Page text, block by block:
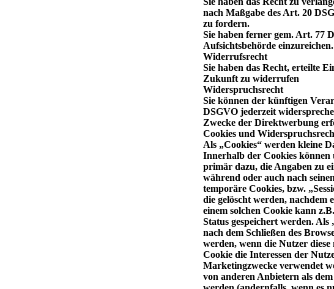
nach Maßgabe des Art. 20
zu fordern.
Sie haben ferner gem. Art. 77
Aufsichtsbehörde einzureichen.
Widerrufsrecht
Sie haben das Recht, erteilte
Zukunft zu widerrufen
Widerspruchsrecht
Sie können der künftigen
DSGVO jederzeit
Zwecke der Direktwerbung
Cookies und
Als „Cookies“ werden kleine
Innerhalb der Cookies können
primär dazu, die Angaben zu
während oder auch nach
temporäre Cookies, bzw.
die gelöscht werden, nachdem
einem solchen Cookie kann
Status gespeichert werden.
nach dem Schließen des
werden, wenn die Nutzer diese
Cookie die Interessen der
Marketingzwecke verwendet
von anderen Anbietern als